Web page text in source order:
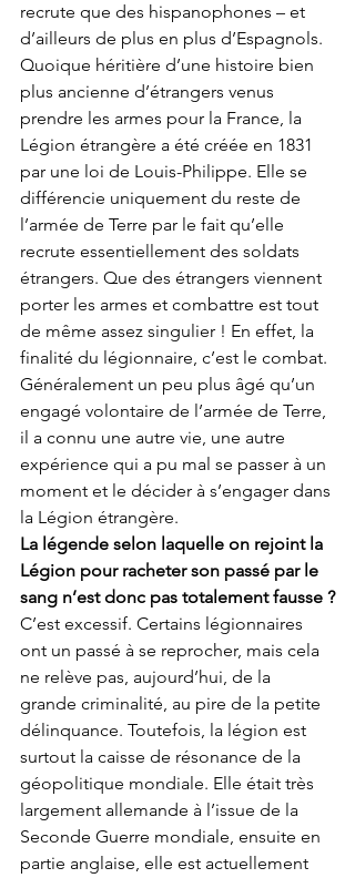
recrute que des hispanophones – et
d’ailleurs de plus en plus d’Espagnols.
Quoique héritière d’une histoire bien
plus ancienne d’étrangers venus
prendre les armes pour la France, la
Légion étrangère a été créée en 1831
par une loi de Louis-Philippe. Elle se
différencie uniquement du reste de
l’armée de Terre par le fait qu’elle
recrute essentiellement des soldats
étrangers. Que des étrangers viennent
porter les armes et combattre est tout
de même assez singulier ! En effet, la
finalité du légionnaire, c’est le combat.
Généralement un peu plus âgé qu’un
engagé volontaire de l’armée de Terre,
il a connu une autre vie, une autre
expérience qui a pu mal se passer à un
moment et le décider à s’engager dans
la Légion étrangère.
La légende selon laquelle on rejoint la
Légion pour racheter son passé par le
sang n’est donc pas totalement fausse ?
C’est excessif. Certains légionnaires
ont un passé à se reprocher, mais cela
ne relève pas, aujourd’hui, de la
grande criminalité, au pire de la petite
délinquance. Toutefois, la légion est
surtout la caisse de résonance de la
géopolitique mondiale. Elle était très
largement allemande à l’issue de la
Seconde Guerre mondiale, ensuite en
partie anglaise, elle est actuellement